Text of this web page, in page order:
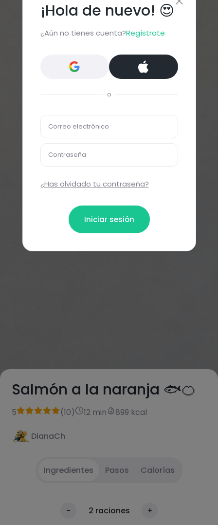
Salmón a la naranja 🐟🍊
5 (10) 12 min 899 kcal
DianaCh
Ingredientes Pasos Calorías
- 2 raciones +
Cortar las naranjas y hacer zumo con un
exprimidor. Reservar.
¡Hola de nuevo! 😍
¿Aún no tienes cuenta?Regístrate
o
Correo electrónico
Contraseña
¿Has olvidado tu contraseña?
Iniciar sesión